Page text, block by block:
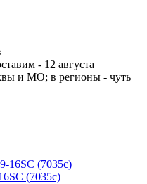
- 12 августа
и МО; в регионы - чуть
(7035c)